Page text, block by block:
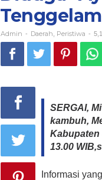
Sungai
Admin - Daerah Peristiwa -
SERGAI,
kambuh,
Kabupaten
13.00
Informasi